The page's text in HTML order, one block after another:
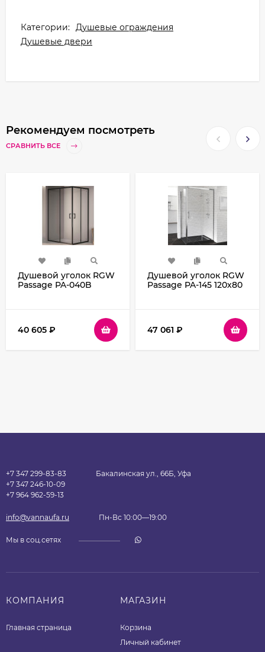
Категории: Душевые ограждения
Душевые двери
Рекомендуем посмотреть
СРАВНИТЬ ВСЕ
Душевой уголок RGW
Passage PA-040B
40 605 ₽
Душевой уголок RGW
Passage PA-145 120х80
47 061 ₽
+7 347 299-83-83
+7 347 246-10-09
+7 964 962-59-13
Бакалинская ул., 66Б, Уфа
info@vannaufa.ru Пн-Вс 10:00—19:00
Мы в соц.сетях
КОМПАНИЯ
Главная страница
МАГАЗИН
Корзина
Личный кабинет